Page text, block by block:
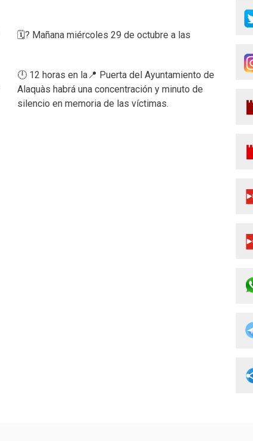
🗓? Mañana miércoles 29 de octubre a las
🕛 12 horas en la📍 Puerta del Ayuntamiento de
Alaquàs habrá una concentración y minuto de
silencio en memoria de las víctimas.